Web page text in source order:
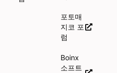
포토매
지코 포
럼
Boinx
소프트